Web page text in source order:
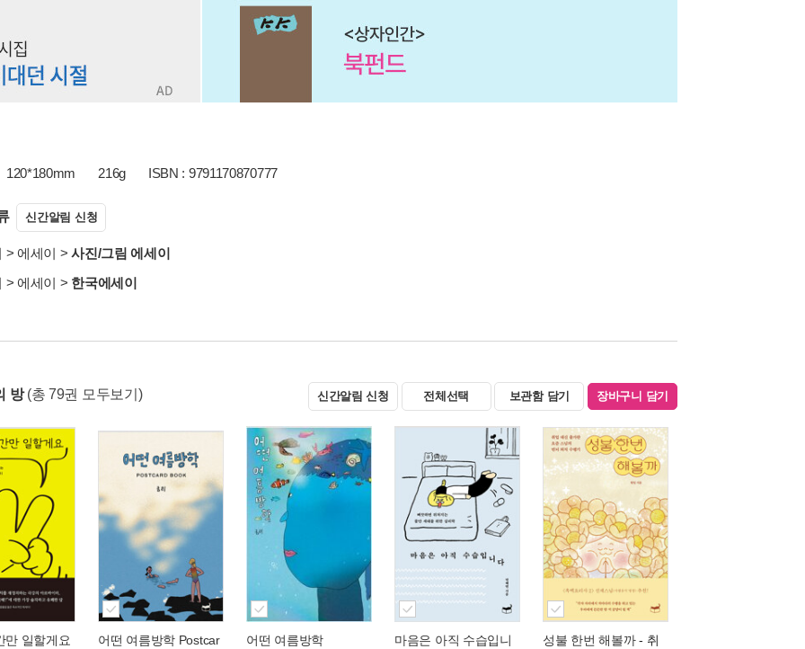
120*180mm 216g ISBN : 9791170870777
신간알림 신청
> 에세이 >사진/그림 에세이
> 에세이 > 한국에세이
방 (총 79권 모두보기) 신간알림 신청 전체선택 보관함 담기 장바구니 담기
만 일할게요
어떤 여름방학 Postcar
어떤 여름방학
마음은 아직 수습입니
성불 한번 해볼까- 취